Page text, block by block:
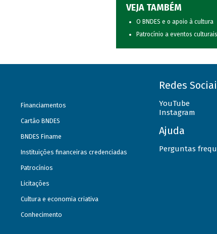
VEJA TAMBÉM
O BNDES e o apoio à cultura
Patrocínio a eventos culturais
Financiamentos
Cartão BNDES
BNDES Finame
Instituições financeiras credenciadas
Patrocínios
Licitações
Cultura e economia criativa
Conhecimento
Redes
YouTube
Instagram
Ajuda
Perguntas